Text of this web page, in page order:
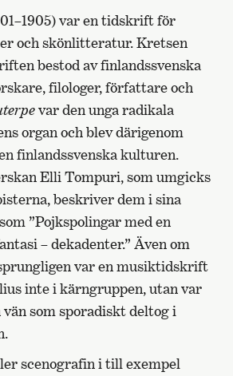
var en tidskrift för
och skönlitteratur. Kretsen
bestod av finlandssvenska
filologer, författare och
var den unga radikala
organ och blev därigenom
finlandssvenska kulturen.
Elli Tompuri, som umgicks
beskriver dem i sina
”Pojkspolingar med en
– dekadenter.” Även om
var en musiktidskrift
inte i kärngruppen, utan var
som sporadiskt deltog i
scenografin i till exempel